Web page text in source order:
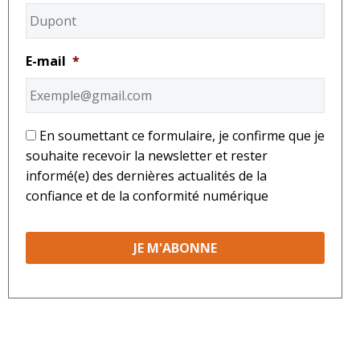
E-mail *
* En soumettant ce formulaire, je confirme que je
souhaite recevoir la newsletter et rester
informé(e) des dernières actualités de la
confiance et de la conformité numérique